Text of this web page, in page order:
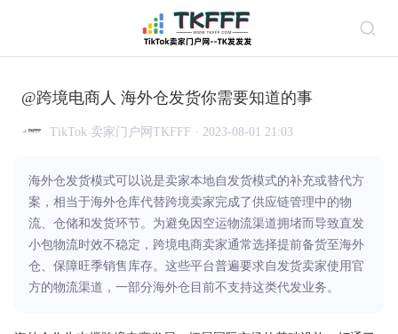
@跨境电商人 海外仓发货你需要知道的事
TikTok 卖家门户网TKFFF · 2023-08-01 21:03
海外仓发货模式可以说是卖家本地自发货模式的补充或替代方
案，相当于海外仓库代替跨境卖家完成了供应链管理中的物
流、仓储和发货环节。为避免因空运物流渠道拥堵而导致直发
小包物流时效不稳定，跨境电商卖家通常选择提前备货至海外
仓、保障旺季销售库存。这些平台普遍要求自发货卖家使用官
方的物流渠道，一部分海外仓目前不支持这类代发业务。